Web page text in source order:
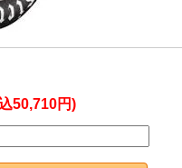
50,710円)